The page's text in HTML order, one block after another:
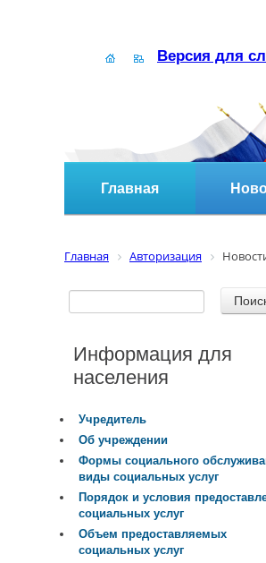
Версия для
Главная
Главная Авторизация
Информация для
населения
Учредитель
Об учреждении
Формы социального
виды социальных услуг
Порядок и условия
социальных услуг
Объем предоставляемых
социальных услуг